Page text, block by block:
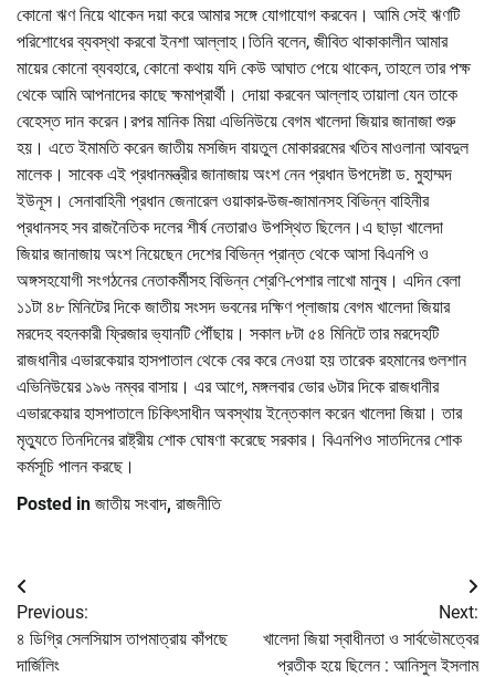
কোনো ঋণ নিয়ে থাকেন দয়া করে আমার সঙ্গে যোগাযোগ করবেন। আমি সেই ঋণটি
পরিশোধের ব্যবস্থা করবো ইনশা আল্লাহ।তিনি বলেন, জীবিত থাকাকালীন আমার
মায়ের কোনো ব্যবহারে, কোনো কথায় যদি কেউ আঘাত পেয়ে থাকেন, তাহলে তার পক্ষ
থেকে আমি আপনাদের কাছে ক্ষমাপ্রার্থী। দোয়া করবেন আল্লাহ তায়ালা যেন তাকে
বেহেস্ত দান করেন।রপর মানিক মিয়া এভিনিউয়ে বেগম খালেদা জিয়ার জানাজা শুরু
হয়। এতে ইমামতি করেন জাতীয় মসজিদ বায়তুল মোকাররমের খতিব মাওলানা আবদুল
মালেক। সাবেক এই প্রধানমন্ত্রীর জানাজায় অংশ নেন প্রধান উপদেষ্টা ড. মুহাম্মদ
ইউনূস। সেনাবাহিনী প্রধান জেনারেল ওয়াকার-উজ-জামানসহ বিভিন্ন বাহিনীর
প্রধানসহ সব রাজনৈতিক দলের শীর্ষ নেতারাও উপস্থিত ছিলেন।এ ছাড়া খালেদা
জিয়ার জানাজায় অংশ নিয়েছেন দেশের বিভিন্ন প্রান্ত থেকে আসা বিএনপি ও
অঙ্গসহযোগী সংগঠনের নেতাকর্মীসহ বিভিন্ন শ্রেণি-পেশার লাখো মানুষ। এদিন বেলা
১১টা ৪৮ মিনিটের দিকে জাতীয় সংসদ ভবনের দক্ষিণ প্লাজায় বেগম খালেদা জিয়ার
মরদেহ বহনকারী ফ্রিজার ভ্যানটি পৌঁছায়। সকাল ৮টা ৫৪ মিনিটে তার মরদেহটি
রাজধানীর এভারকেয়ার হাসপাতাল থেকে বের করে নেওয়া হয় তারেক রহমানের গুলশান
এভিনিউয়ের ১৯৬ নম্বর বাসায়। এর আগে, মঙ্গলবার ভোর ৬টার দিকে রাজধানীর
এভারকেয়ার হাসপাতালে চিকিৎসাধীন অবস্থায় ইন্তেকাল করেন খালেদা জিয়া। তার
মৃত্যুতে তিনদিনের রাষ্ট্রীয় শোক ঘোষণা করেছে সরকার। বিএনপিও সাতদিনের শোক
কর্মসূচি পালন করছে।
Posted in জাতীয় সংবাদ, রাজনীতি
Post
navigation
Previous:
৪ ডিগ্রি সেলসিয়াস তাপমাত্রায় কাঁপছে
দার্জিলিং
Next:
খালেদা জিয়া স্বাধীনতা ও সার্বভৌমত্বের
প্রতীক হয়ে ছিলেন : আনিসুল ইসলাম